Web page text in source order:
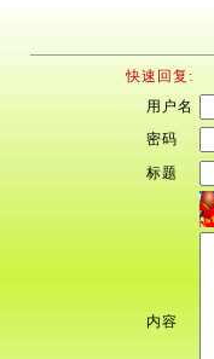
快速回复:
用户名
密码
标题
内容